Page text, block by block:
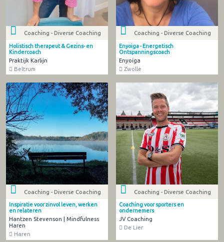
Coaching - Diverse Coaching
Holistisch therapeut & Gezins- en
Kindercoach
Praktijk Karlijn
Beltrum
Coaching - Diverse Coaching
Enyoiga - Energetisch
Ontspanningscoach
Enyoiga
Zwolle
Coaching - Diverse Coaching
Inspiratie voor zinvol leven, werken
en relateren
Hantzen Stevenson | Mindfulness
Haren
Haren
Coaching - Diverse Coaching
Coaching voor sporters en
ondernemers
JV Coaching
De Lier